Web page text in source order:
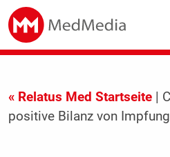
« Relatus Med Startseite|
positive Bilanz von Impfung